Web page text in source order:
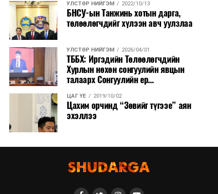
УЛСТӨР НИЙГЭМ 2022/10/13
БНСУ-ын Танжинь хотын дарга,
төлөөлөгчдийг хүлээн авч уулзлаа
УЛСТӨР НИЙГЭМ 2026/04/01
ТББХ: Иргэдийн Төлөөлөгчдийн
Хурлын нөхөн сонгуулийн явцын
талаарх Сонгуулийн ер...
ЦАГ ҮЕ 2019/10/02
Цахим орчинд “Зөвийг түгээе” аян
эхэллээ